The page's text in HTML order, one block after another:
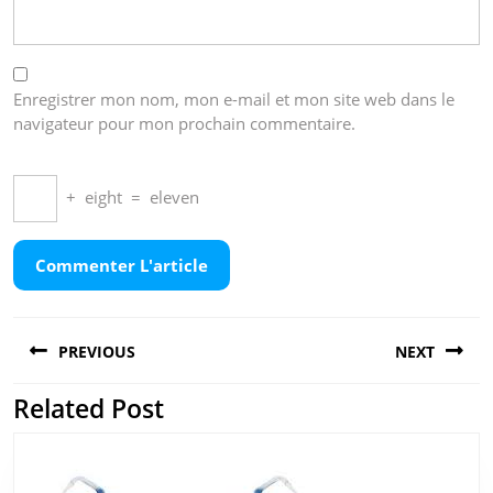
Enregistrer mon nom, mon e-mail et mon site web dans le
navigateur pour mon prochain commentaire.
+ eight = eleven
de
l’article
PREVIOUS
Previous
NEXT
Related Post